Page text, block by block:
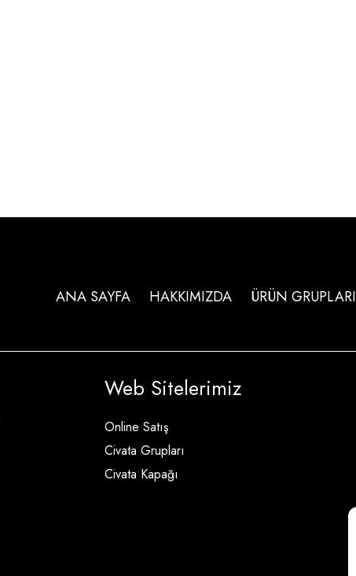
ANA SAYFA HAKKIMIZDA ÜRÜN GRUPLARI
Web Sitelerimiz
Online Satış
Civata Grupları
Civata Kapağı